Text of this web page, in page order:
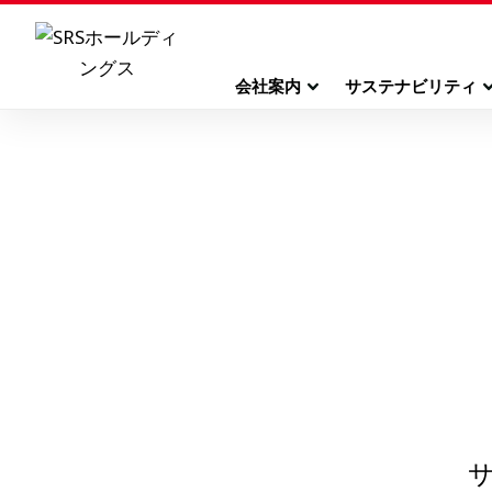
会社案内 サステナビリティ